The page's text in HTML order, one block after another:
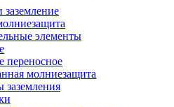
элементы
переносное
молниезащита
заземления